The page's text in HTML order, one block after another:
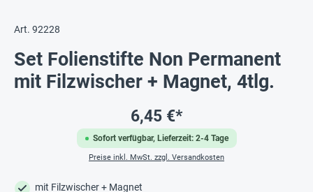
Art. 92228
Set Folienstifte Non Permanent
mit Filzwischer + Magnet, 4tlg.
Sofort verfügbar, Lieferzeit: 2-4 Tage
6,45 €*
Preise inkl. MwSt. zzgl. Versandkosten
mit Filzwischer + Magnet